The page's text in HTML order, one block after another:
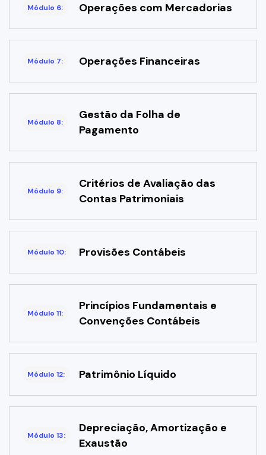
Módulo 6: Operações com Mercadorias
Módulo 7: Operações Financeiras
Módulo 8:
Gestão da Folha de
Pagamento
Módulo 9:
Critérios de Avaliação das
Contas Patrimoniais
Módulo 10: Provisões Contábeis
Módulo 11:
Princípios Fundamentais e
Convenções Contábeis
Módulo 12: Patrimônio Líquido
Módulo 13:
Depreciação, Amortização e
Exaustão